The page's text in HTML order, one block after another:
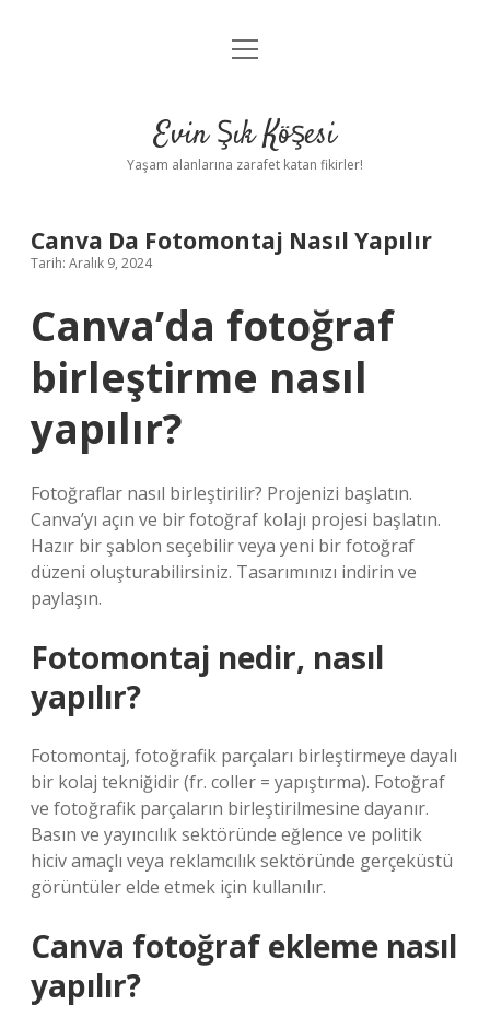
Anasayfa
Yasal Uyarı
menüyü
Evin Şık Köşesi
Yaşam alanlarına zarafet katan fikirler!
Canva Da Fotomontaj Nasıl Yapılır
Tarih: Aralık 9, 2024
Canva’da fotoğraf
birleştirme nasıl
yapılır?
Fotoğraflar nasıl birleştirilir? Projenizi başlatın.
Canva’yı açın ve bir fotoğraf kolajı projesi başlatın.
Hazır bir şablon seçebilir veya yeni bir fotoğraf
düzeni oluşturabilirsiniz. Tasarımınızı indirin ve
paylaşın.
Fotomontaj nedir, nasıl
yapılır?
Fotomontaj, fotoğrafik parçaları birleştirmeye dayalı
bir kolaj tekniğidir (fr. coller = yapıştırma). Fotoğraf
ve fotoğrafik parçaların birleştirilmesine dayanır.
Basın ve yayıncılık sektöründe eğlence ve politik
hiciv amaçlı veya reklamcılık sektöründe gerçeküstü
görüntüler elde etmek için kullanılır.
Canva fotoğraf ekleme nasıl
yapılır?